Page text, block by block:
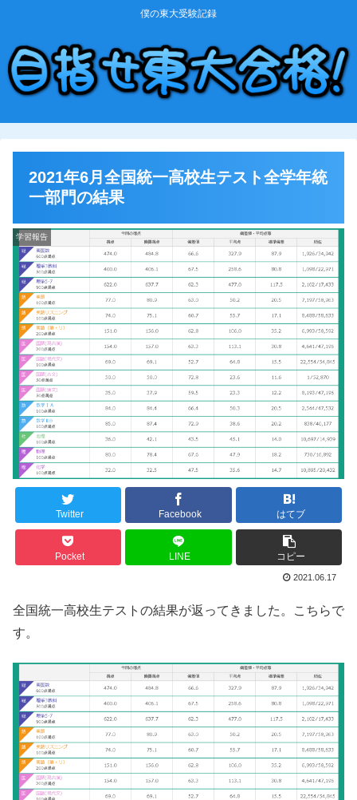
僕の東大受験記録
2021年6月全国統一高校生テスト全学年統
一部門の結果
学習報告
Twitter Facebook はてブ
Pocket LINE コピー
2021.06.17
全国統一高校生テストの結果が返ってきました。こちらで
す。